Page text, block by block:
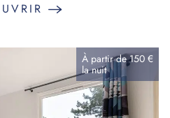
À partir de150 €
lanuit